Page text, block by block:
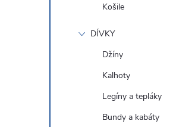
Košile
DÍVKY
Džíny
Kalhoty
Legíny a tepláky
Bundy a kabáty